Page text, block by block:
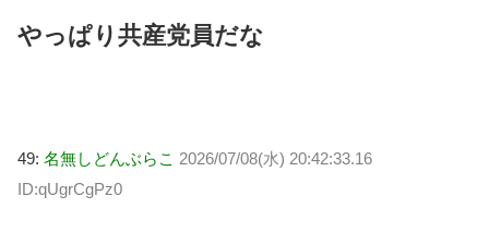
やっぱり共産党員だな
49: 名無しどんぶらこ 2026/07/08(水) 20:42:33.16
ID:qUgrCgPz0